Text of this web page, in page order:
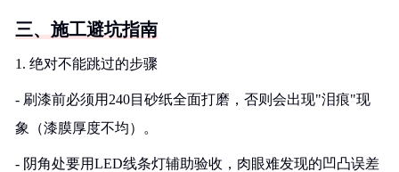
三、施工避坑指南
1. 绝对不能跳过的步骤
- 刷漆前必须用240目砂纸全面打磨，否则会出现"泪痕"现
象（漆膜厚度不均）。
- 阴角处要用LED线条灯辅助验收，肉眼难发现的凹凸误差